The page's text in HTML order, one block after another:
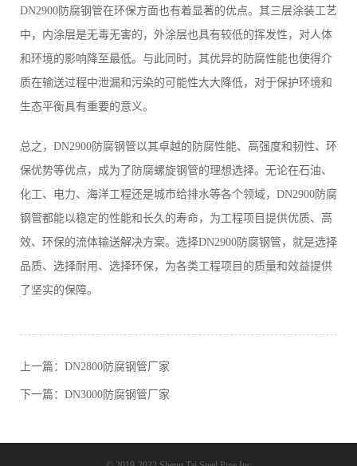
DN2900防腐钢管在环保方面也有着显著的优点。其三层涂装工艺
中，内涂层是无毒无害的，外涂层也具有较低的挥发性，对人体
和环境的影响降至最低。与此同时，其优异的防腐性能也使得介
质在输送过程中泄漏和污染的可能性大大降低，对于保护环境和
生态平衡具有重要的意义。
总之，DN2900防腐钢管以其卓越的防腐性能、高强度和韧性、环
保优势等优点，成为了防腐螺旋钢管的理想选择。无论在石油、
化工、电力、海洋工程还是城市给排水等各个领域，DN2900防腐
钢管都能以稳定的性能和长久的寿命，为工程项目提供优质、高
效、环保的流体输送解决方案。选择DN2900防腐钢管，就是选择
品质、选择耐用、选择环保，为各类工程项目的质量和效益提供
了坚实的保障。
上一篇： DN2800防腐钢管厂家
下一篇： DN3000防腐钢管厂家